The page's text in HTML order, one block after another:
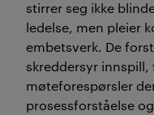
stirrer seg ikke
ledelse, men pleier
embetsverk. De
skreddersyr
møteforespørsler
prosessforståelse